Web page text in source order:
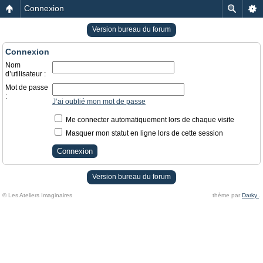
Connexion
Version bureau du forum
Connexion
Nom
d’utilisateur :
Mot de passe
:
J’ai oublié mon mot de passe
Me connecter automatiquement lors de chaque visite
Masquer mon statut en ligne lors de cette session
Version bureau du forum
© Les Ateliers Imaginaires thème par Darky